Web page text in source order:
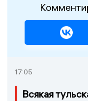
17:05
Всякая